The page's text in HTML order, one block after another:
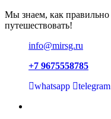
Мы знаем, как правильно
путешествовать!
info@mirsg.ru
+7 9675558785
whatsapp
telegram